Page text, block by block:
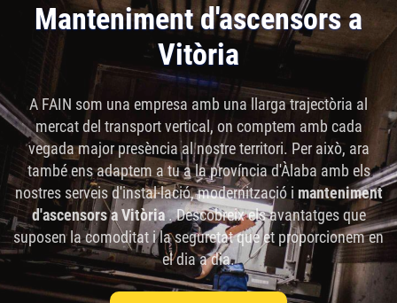
sistemaManteniment d'ascensors a
Vitòria
A FAIN som una empresa amb una llarga trajectòria al
mercat del transport vertical, on comptem amb cada
vegada major presència al nostre territori. Per això, ara
també ens adaptem a tu a la província d'Àlaba amb els
nostres serveis d'instal·lació, modernització i manteniment
d'ascensors a Vitòria. Descobreix els avantatges que
suposen la comoditat i la seguretat que et proporcionem en
el dia a dia.